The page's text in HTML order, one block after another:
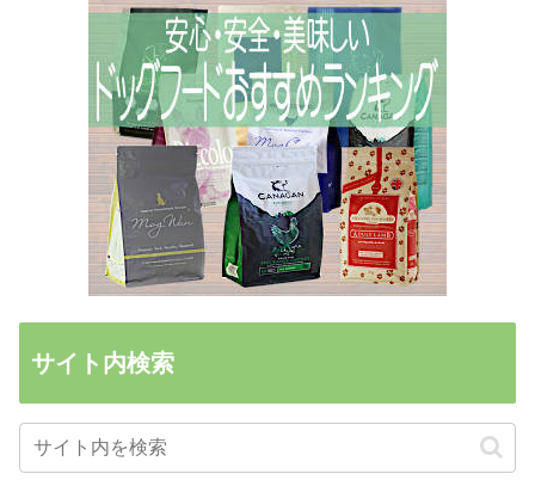
サイト内検索